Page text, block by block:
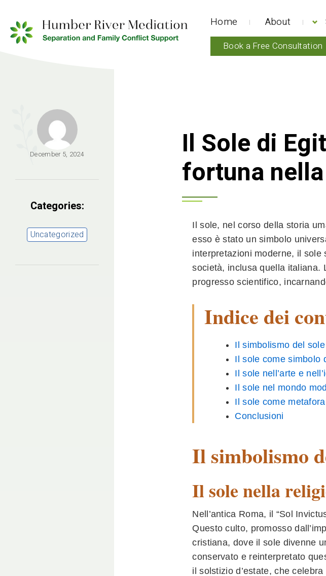
Home About
Book a Free Consultation
December 5, 2024
Categories:
Uncategorized
Il Sole di
fortuna
Il sole, nel corso della storia
esso è stato un simbolo
interpretazioni moderne, il
società, inclusa quella italiana.
progresso scientifico,
Indice dei
Il simbolismo del
Il sole come simbolo
Il sole nell’arte e
Il sole nel mondo
Il sole come
Conclusioni
Il simbolismo
Il sole nella
Nell’antica Roma, il “Sol
Questo culto, promosso
cristiana, dove il sole divenne
conservato e reinterpretato
il solstizio d’estate, che